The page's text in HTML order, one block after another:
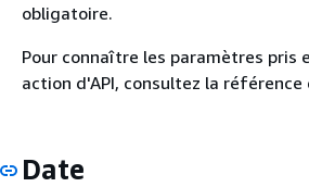
obligatoire.
Pour connaître les paramètres pris
action d'API, consultez la référence
Date